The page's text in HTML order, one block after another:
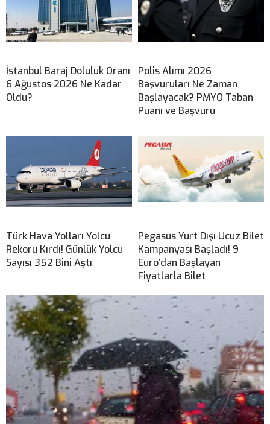
İstanbul Baraj Doluluk Oranı
6 Ağustos 2026 Ne Kadar
Oldu?
Polis Alımı 2026
Başvuruları Ne Zaman
Başlayacak? PMYO Taban
Puanı ve Başvuru
Türk Hava Yolları Yolcu
Rekoru Kırdı! Günlük Yolcu
Sayısı 352 Bini Aştı
Pegasus Yurt Dışı Ucuz Bilet
Kampanyası Başladı! 9
Euro’dan Başlayan
Fiyatlarla Bilet